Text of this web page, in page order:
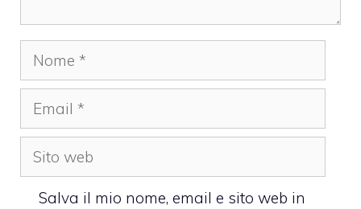
Nome
Email
Sito
web
Salva il mio nome, email e sito web in